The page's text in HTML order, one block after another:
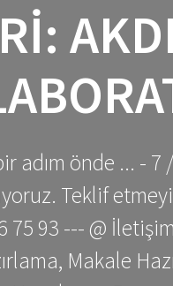
adım önde ... -
Teklif
75 93 --- @
Makale